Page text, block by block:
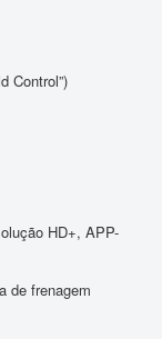
Control”)
HD+, APP-
de frenagem